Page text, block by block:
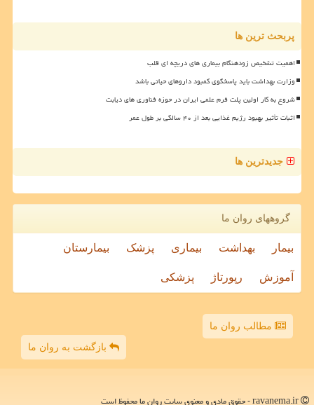
پربحث ترین ها
اهمیت تشخیص زودهنگام بیماری های دریچه ای قلب
وزارت بهداشت باید پاسخگوی کمبود داروهای حیاتی باشد
شروع به کار اولین پلت فرم علمی ایران در حوزه فناوری های دیابت
اثبات تأثیر بهبود رژیم غذایی بعد از ۴۰ سالگی بر طول عمر
جدیدترین ها
گروههای روان ما
بیمار بهداشت بیماری پزشک بیمارستان
آموزش رپورتاژ پزشکی
مطالب روان ما
بازگشت به روان ما